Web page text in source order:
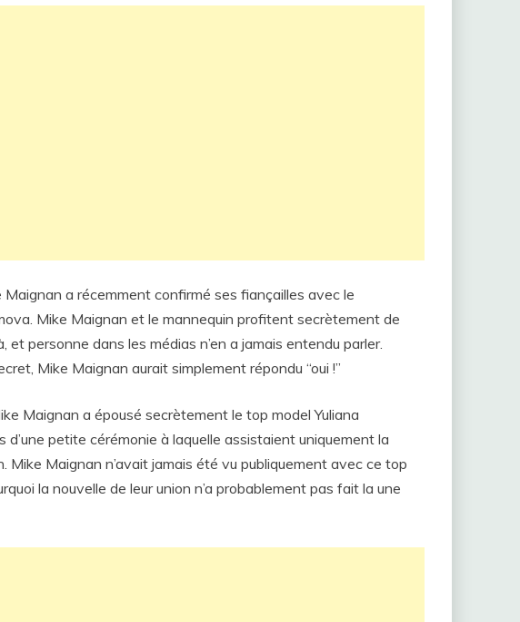
Maignan a récemment confirmé ses fiançailles avec le
Mike Maignan et le mannequin profitent secrètement de
et personne dans les médias n’en a jamais entendu parler.
Mike Maignan aurait simplement répondu “oui !”
Maignan a épousé secrètement le top model Yuliana
petite cérémonie à laquelle assistaient uniquement la
Mike Maignan n’avait jamais été vu publiquement avec ce top
la nouvelle de leur union n’a probablement pas fait la une